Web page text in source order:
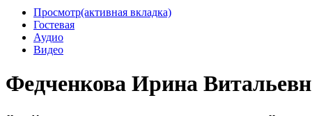
Просмотр(активная вкладка)
Гостевая
Аудио
Видео
Федченкова Ирина